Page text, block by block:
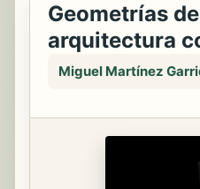
Geometrías
arquitectura
Miguel Martínez